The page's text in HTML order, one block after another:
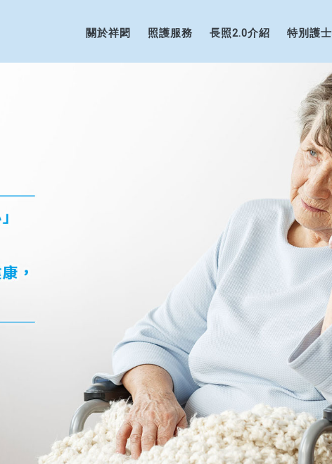
關於祥閎 照護服務 長照2.0介紹 特別護士